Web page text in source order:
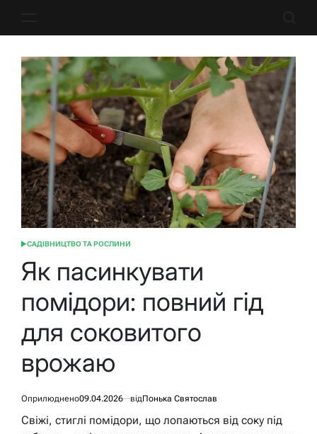
ОПУБЛІКУВАТИ
САДІВНИЦТВО ТА РОСЛИНИ
Як пасинкувати
помідори: повний гід
для соковитого
врожаю
Оприлюднено09.04.2026 відПонька Святослав
Свіжі, стиглі помідори, що лопаються від соку під